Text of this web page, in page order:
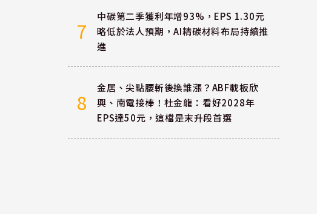
7
中碳第二季獲利年增93%，EPS 1.30元
略低於法人預期，AI精碳材料布局持續推
進
8
金居、尖點腰斬後換誰漲？ABF載板欣
興、南電接棒！杜金龍：看好2028年
EPS達50元，這檔是末升段首選